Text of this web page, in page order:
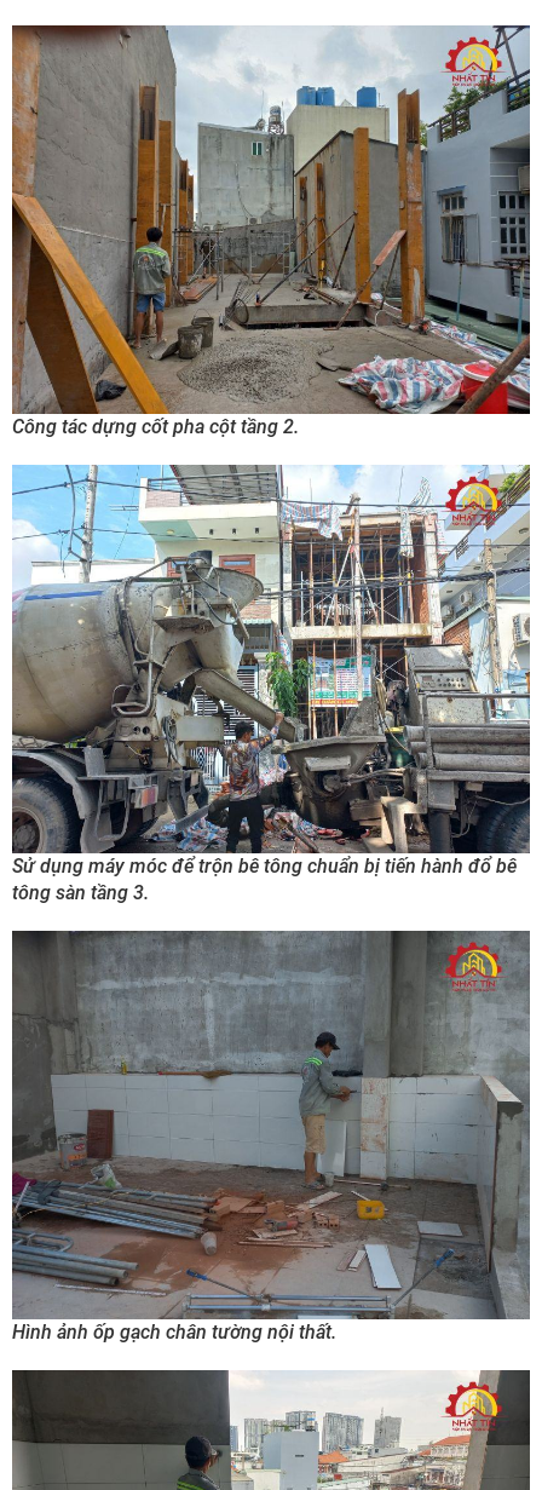
Công tác dựng cốt pha cột tầng 2.
Sử dụng máy móc để trộn bê tông chuẩn bị tiến hành đổ bê
tông sàn tầng 3.
Hình ảnh ốp gạch chân tường nội thất.